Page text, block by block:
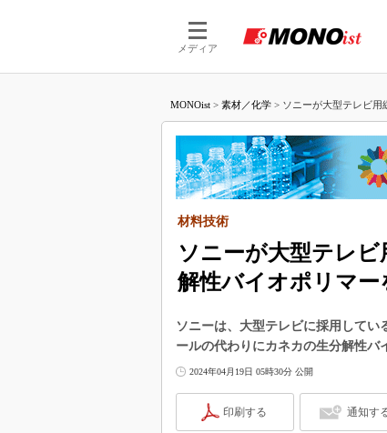
メディア
つながる
つながる
AI×
MONOist > 素材／化学 > ソニーが大型テレビ用
ソニーが大型テレ
解性バイオポリマー
材料技術
ソニーは、大型テレビに採用して
ールの代わりにカネカの生分解性バ
2024年04月19日 05時30分 公開
印刷する 通知す